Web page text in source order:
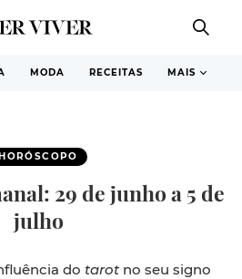
MODA RECEITAS MAIS
29 de junho a 5 de
julho
do tarotno seu signo